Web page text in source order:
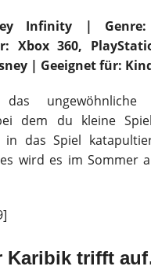
Infinity |
Xbox 360,
| Geeignet für:
ungewöhnliche
dem du kleine
in das Spiel
wird es im Sommer
Karibik trifft